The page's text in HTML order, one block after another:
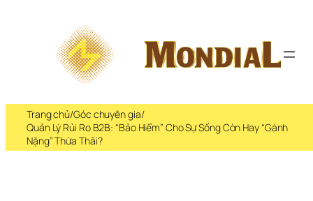
Trang chủ/Góc chuyên gia/
Quản Lý Rủi Ro B2B: “Bảo Hiểm” Cho Sự Sống Còn Hay “Gánh
Nặng” Thừa Thãi?